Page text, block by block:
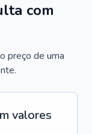
com
preço de uma
valores